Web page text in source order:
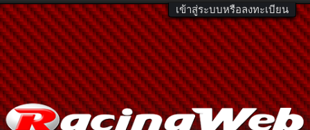
เข้าสู่ระบบหรือลงทะเบียน